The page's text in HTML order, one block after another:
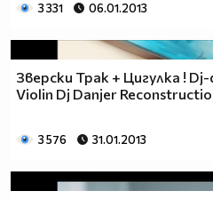
3 331 06.01.2013
Зверски Трак + Цигулка !
Violin Dj Danjer
3 576 31.01.2013